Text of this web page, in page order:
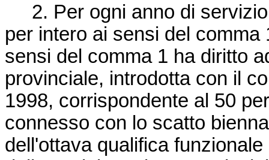
2. Per ogni anno di
per intero ai sensi del
sensi del comma 1 ha diritto
provinciale, introdotta con il
1998, corrispondente al 50
connesso con lo scatto
dell'ottava qualifica